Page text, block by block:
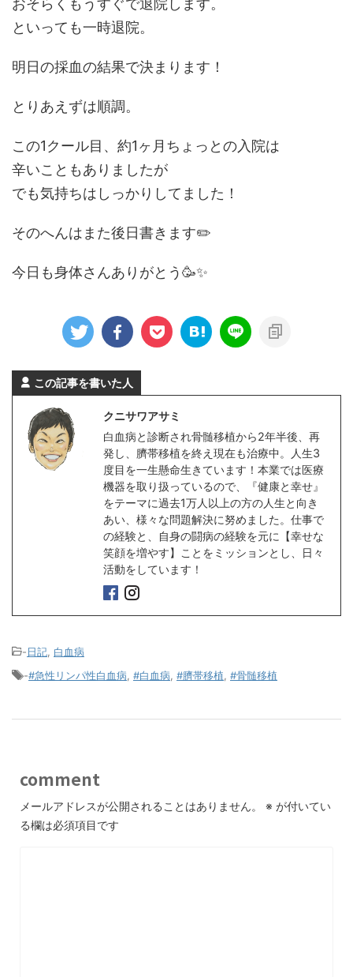
おそらくもうすぐで退院します。
といっても一時退院。
明日の採血の結果で決まります！
とりあえずは順調。
この1クール目、約1ヶ月ちょっとの入院は
辛いこともありましたが
でも気持ちはしっかりしてました！
そのへんはまた後日書きます✏️
今日も身体さんありがとう🥳✨
この記事を書いた人
クニサワアサミ
白血病と診断され骨髄移植から2年半後、再
発し、臍帯移植を終え現在も治療中。人生3
度目を一生懸命生きています！本業では医療
機器を取り扱っているので、『健康と幸せ』
をテーマに過去1万人以上の方の人生と向き
あい、様々な問題解決に努めました。仕事で
の経験と、自身の闘病の経験を元に【幸せな
笑顔を増やす】ことをミッションとし、日々
活動をしています！
-日記 白血病
-#急性リンパ性白血病 #白血病 #臍帯移植 #骨髄移植
comment
メールアドレスが公開されることはありません。 ※ が付いてい
る欄は必須項目です